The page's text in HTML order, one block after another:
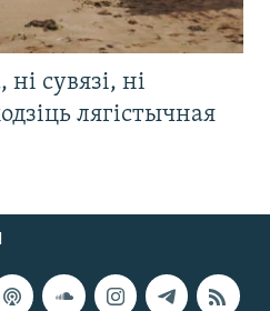
ні сувязі, ні
лягістычная